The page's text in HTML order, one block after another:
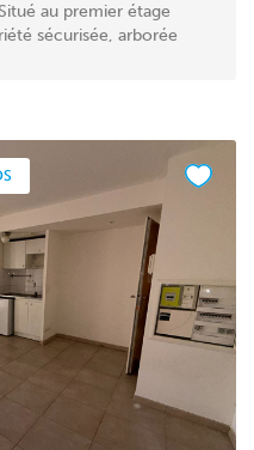
au premier étage
sécurisée, arborée